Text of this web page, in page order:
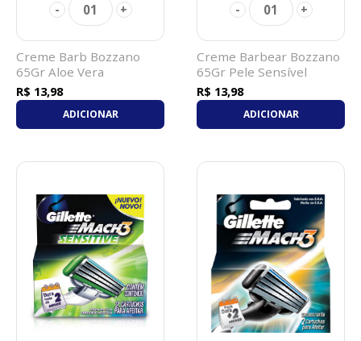
- 01 +
Creme Barb Bozzano
65Gr Aloe Vera
R$ 13,98
ADICIONAR
- 01 +
Creme Barbear Bozzano
65Gr Pele Sensível
R$ 13,98
ADICIONAR